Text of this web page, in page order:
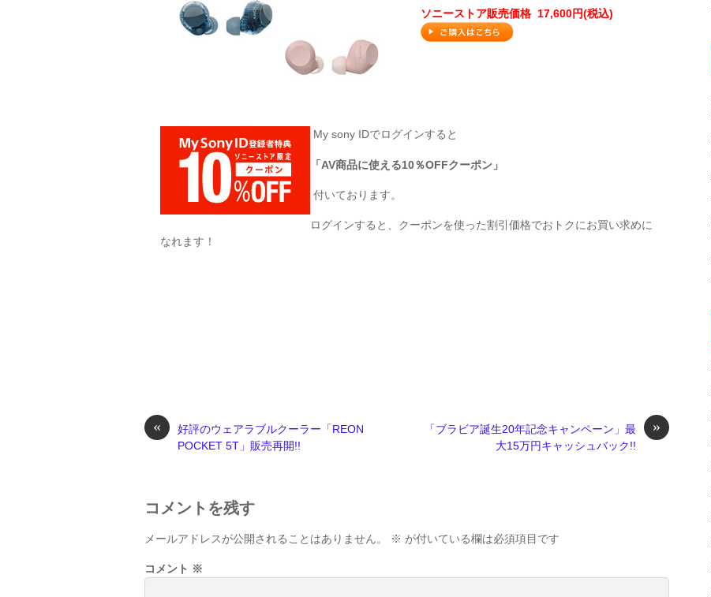
ソニーストア販売価格 17,600円(税込)
My sony IDでログインすると
「AV商品に使える10％OFFクーポン」
付いております。
ログインすると、クーポンを使った割引価格でおトクにお買い求めに
なれます！
«
好評のウェアラブルクーラー「REON
POCKET 5T」販売再開!!
»
「ブラビア誕生20年記念キャンペーン」最
大15万円キャッシュバック!!
コメントを残す
メールアドレスが公開されることはありません。 ※ が付いている欄は必須項目です
コメント ※